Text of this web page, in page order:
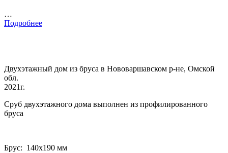
…
Подробнее
Двухэтажный дом из бруса в Нововаршавском р-не, Омской
обл.
2021г.
Сруб двухэтажного дома выполнен из профилированного
бруса
Брус: 140­х190 мм